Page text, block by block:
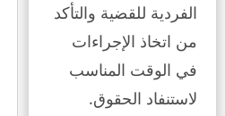
الفردية للقضية والتأكد
من اتخاذ الإجراءات
في الوقت المناسب
لاستنفاد الحقوق.